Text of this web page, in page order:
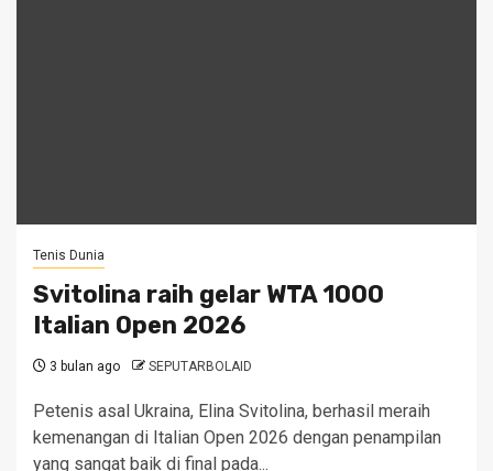
Tenis Dunia
Svitolina raih gelar WTA 1000
Italian Open 2026
3 bulan ago SEPUTARBOLAID
Petenis asal Ukraina, Elina Svitolina, berhasil meraih
kemenangan di Italian Open 2026 dengan penampilan
yang sangat baik di final pada...